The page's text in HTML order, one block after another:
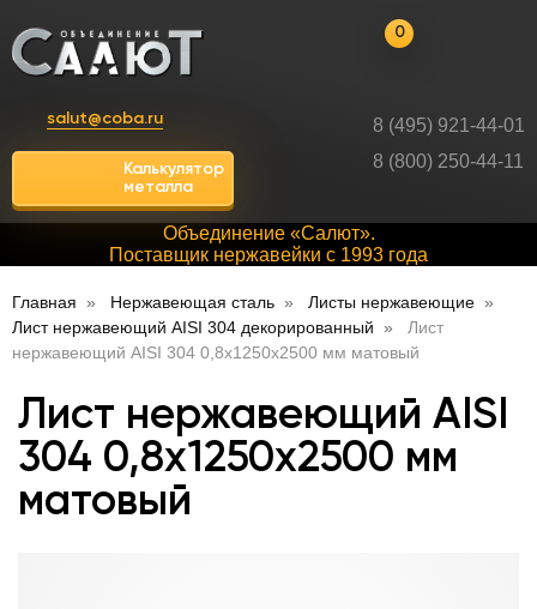
salut@coba.ru
Калькулятор
металла
8 (495) 921-44-01
8 (800) 250-44-11
0
Объединение «Салют».
Поставщик нержавейки с 1993 года
Главная Нержавеющая сталь
Листы нержавеющие
Лист нержавеющий AISI 304 декорированный
Лист
нержавеющий AISI 304 0,8х1250х2500 мм матовый
Лист нержавеющий AISI
304 0,8х1250х2500 мм
матовый